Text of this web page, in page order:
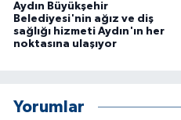
Aydın Büyükşehir
Belediyesi'nin ağız ve diş
sağlığı hizmeti Aydın'ın her
noktasına ulaşıyor
Yorumlar